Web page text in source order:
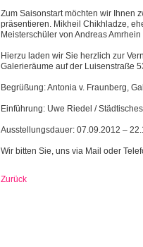
Zum Saisonstart möchten wir Ihnen
präsentieren. Mikheil Chikhladze,
Meisterschüler von Andreas
Hierzu laden wir Sie herzlich zur
Galerieräume auf der Luisenstraße
Begrüßung: Antonia v. Fraunberg,
Einführung: Uwe Riedel /
Ausstellungsdauer: 07.09.2012 –
Wir bitten Sie, uns via Mail oder
Zurück